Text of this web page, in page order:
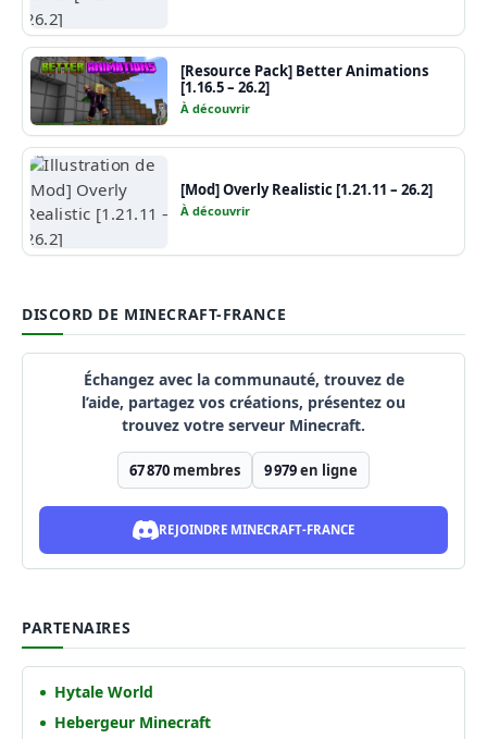
[Resource Pack] Better Animations
[1.16.5 – 26.2]
À découvrir
[Mod] Overly Realistic [1.21.11 – 26.2]
À découvrir
DISCORD DE MINECRAFT-FRANCE
Échangez avec la communauté, trouvez de
l’aide, partagez vos créations, présentez ou
trouvez votre serveur Minecraft.
67 870 membres 9 979en ligne
REJOINDRE MINECRAFT-FRANCE
PARTENAIRES
Hytale World
Hebergeur Minecraft